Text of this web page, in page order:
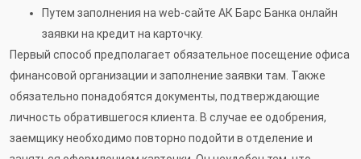
Путем заполнения на web-сайте АК Барс Банка онлайн
заявки на кредит на карточку.
Первый способ предполагает обязательное посещение офиса
финансовой организации и заполнение заявки там. Также
обязательно понадобятся документы, подтверждающие
личность обратившегося клиента. В случае ее одобрения,
заемщику необходимо повторно подойти в отделение и